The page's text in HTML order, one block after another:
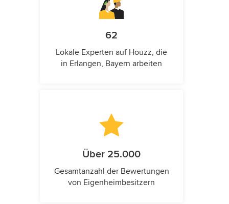
62
Lokale Experten auf Houzz, die
in Erlangen, Bayern arbeiten
Über 25.000
Gesamtanzahl der Bewertungen
von Eigenheimbesitzern